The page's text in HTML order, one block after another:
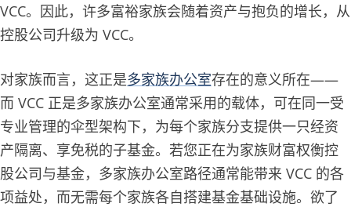
VCC。因此，许多富裕家族会随着资产与抱负的增长，从
控股公司升级为 VCC。
对家族而言，这正是多家族办公室存在的意义所在——
而 VCC 正是多家族办公室通常采用的载体，可在同一受
专业管理的伞型架构下，为每个家族分支提供一只经资
产隔离、享免税的子基金。若您正在为家族财富权衡控
股公司与基金，多家族办公室路径通常能带来 VCC 的各
项益处，而无需每个家族各自搭建基金基础设施。欲了